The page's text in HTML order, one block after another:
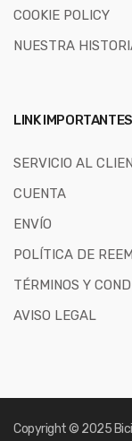
COOKIE POLICY
NUESTRA
LINK IMPORTANTES
SERVICIO AL
CUENTA
ENVÍO
POLÍTICA DE
TÉRMINOS Y
AVISO LEGAL
Copyright © 2025